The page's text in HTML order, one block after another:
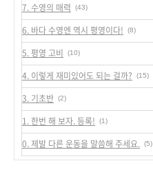
7. 수영의 매력 (43)
6. 바다 수영엔 역시 평영이다! (8)
5. 평영 고비 (10)
4. 이렇게 재미있어도 되는 걸까? (15)
3. 기초반 (2)
1. 한번 해 보자. 등록! (1)
0. 제발 다른 운동을 말씀해 주세요. (5)